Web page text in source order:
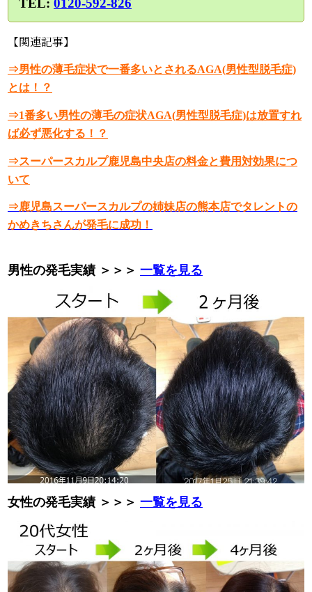
TEL: 0120-592-826
【関連記事】
⇒男性の薄毛症状で一番多いとされるAGA(男性型脱毛症)
とは！？
⇒1番多い男性の薄毛の症状AGA(男性型脱毛症)は放置すれ
ば必ず悪化する！？
⇒スーパースカルプ鹿児島中央店の料金と費用対効果につ
いて
⇒鹿児島スーパースカルプの姉妹店の熊本店でタレントの
かめきちさんが発毛に成功！
男性の発毛実績 ＞＞＞ 一覧を見る
女性の発毛実績 ＞＞＞ 一覧を見る